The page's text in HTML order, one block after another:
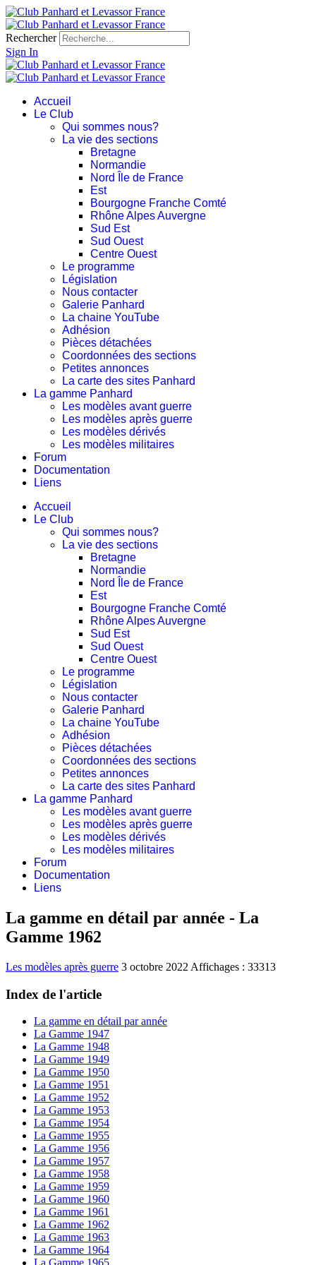
Rechercher
Sign In
Accueil
Le Club
Qui sommes nous?
La vie des sections
Bretagne
Normandie
Nord Île de France
Est
Bourgogne Franche Comté
Rhône Alpes Auvergne
Sud Est
Sud Ouest
Centre Ouest
Le programme
Législation
Nous contacter
Galerie Panhard
La chaine YouTube
Adhésion
Pièces détachées
Coordonnées des sections
Petites annonces
La carte des sites Panhard
La gamme Panhard
Les modèles avant guerre
Les modèles après guerre
Les modèles dérivés
Les modèles militaires
Forum
Documentation
Liens
Accueil
Le Club
Qui sommes nous?
La vie des sections
Bretagne
Normandie
Nord Île de France
Est
Bourgogne Franche Comté
Rhône Alpes Auvergne
Sud Est
Sud Ouest
Centre Ouest
Le programme
Législation
Nous contacter
Galerie Panhard
La chaine YouTube
Adhésion
Pièces détachées
Coordonnées des sections
Petites annonces
La carte des sites Panhard
La gamme Panhard
Les modèles avant guerre
Les modèles après guerre
Les modèles dérivés
Les modèles militaires
Forum
Documentation
Liens
La gamme en détail par année - La
Gamme 1962
Les modèles après guerre 3 octobre 2022 Affichages : 33313
Index de l'article
La gamme en détail par année
La Gamme 1947
La Gamme 1948
La Gamme 1949
La Gamme 1950
La Gamme 1951
La Gamme 1952
La Gamme 1953
La Gamme 1954
La Gamme 1955
La Gamme 1956
La Gamme 1957
La Gamme 1958
La Gamme 1959
La Gamme 1960
La Gamme 1961
La Gamme 1962
La Gamme 1963
La Gamme 1964